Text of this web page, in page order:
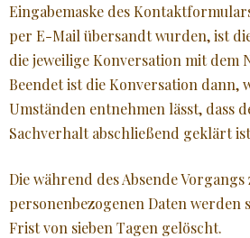
Eingabemaske des
per E-Mail übersandt wurden, ist
die jeweilige Konversation mit dem
Beendet ist die Konversation dann,
Umständen entnehmen lässt, dass
Sachverhalt abschließend geklärt
Die während des Absende
personenbezogenen Daten werden
Frist von sieben Tagen gelöscht.